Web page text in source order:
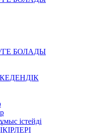
БОЛАДЫ
істейді